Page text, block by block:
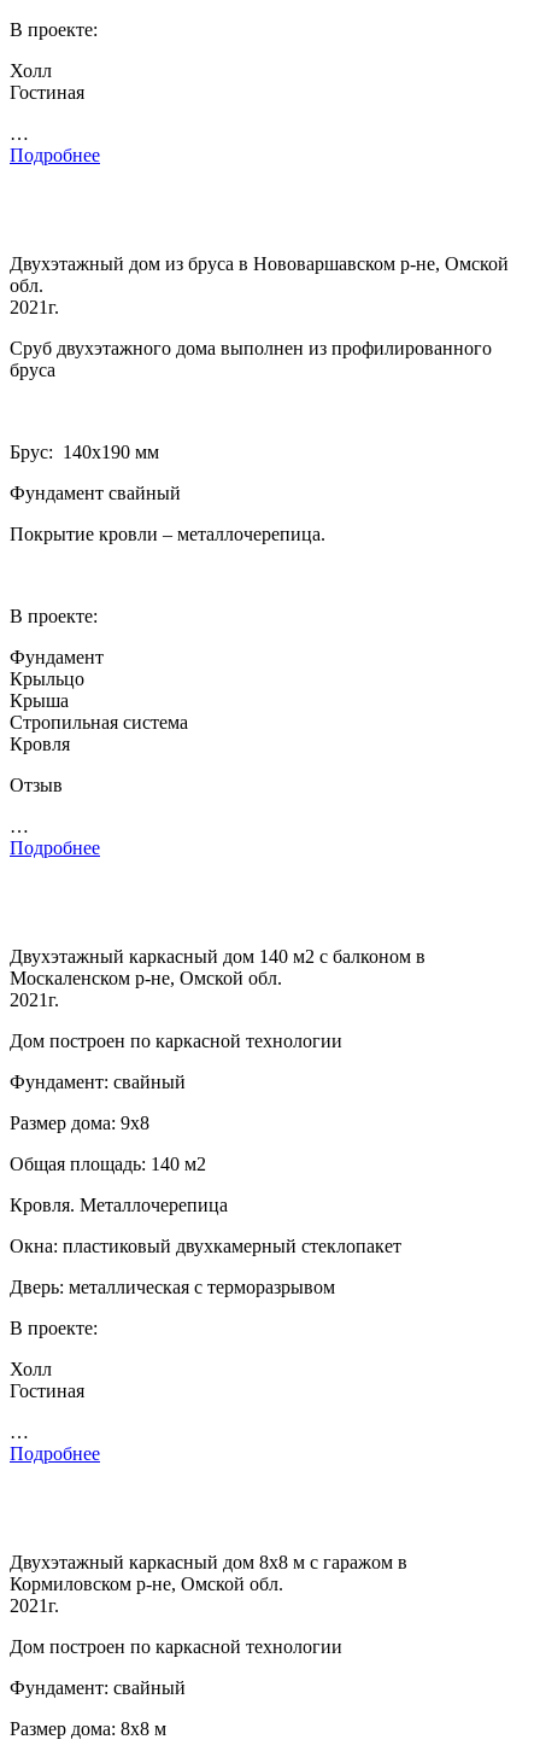
В проекте:
Холл
Гостиная
…
Подробнее
Двухэтажный дом из бруса в Нововаршавском р-не, Омской
обл.
2021г.
Сруб двухэтажного дома выполнен из профилированного
бруса
Брус: 140­х190 мм
Фундамент свайный
Покрытие кровли – металлочерепица.
В проекте:
Фундамент
Крыльцо
Крыша
Стропильная система
Кровля
Отзыв
…
Подробнее
Двухэтажный каркасный дом 140 м2 с балконом в
Москаленском р-не, Омской обл.
2021г.
Дом построен по каркасной технологии
Фундамент: свайный
Размер дома: 9х8
Общая площадь: 140 м2
Кровля. Металлочерепица
Окна: пластиковый двухкамерный стеклопакет
Дверь: металлическая с терморазрывом
В проекте:
Холл
Гостиная
…
Подробнее
Двухэтажный каркасный дом 8х8 м с гаражом в
Кормиловском р-не, Омской обл.
2021г.
Дом построен по каркасной технологии
Фундамент: свайный
Размер дома: 8х8 м